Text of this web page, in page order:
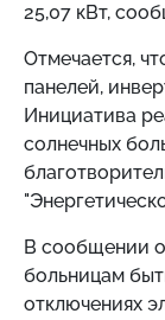
25,07 кВт,
Отмечается,
панелей,
Инициатива
солнечных
В сообщении
больницам
отключениях